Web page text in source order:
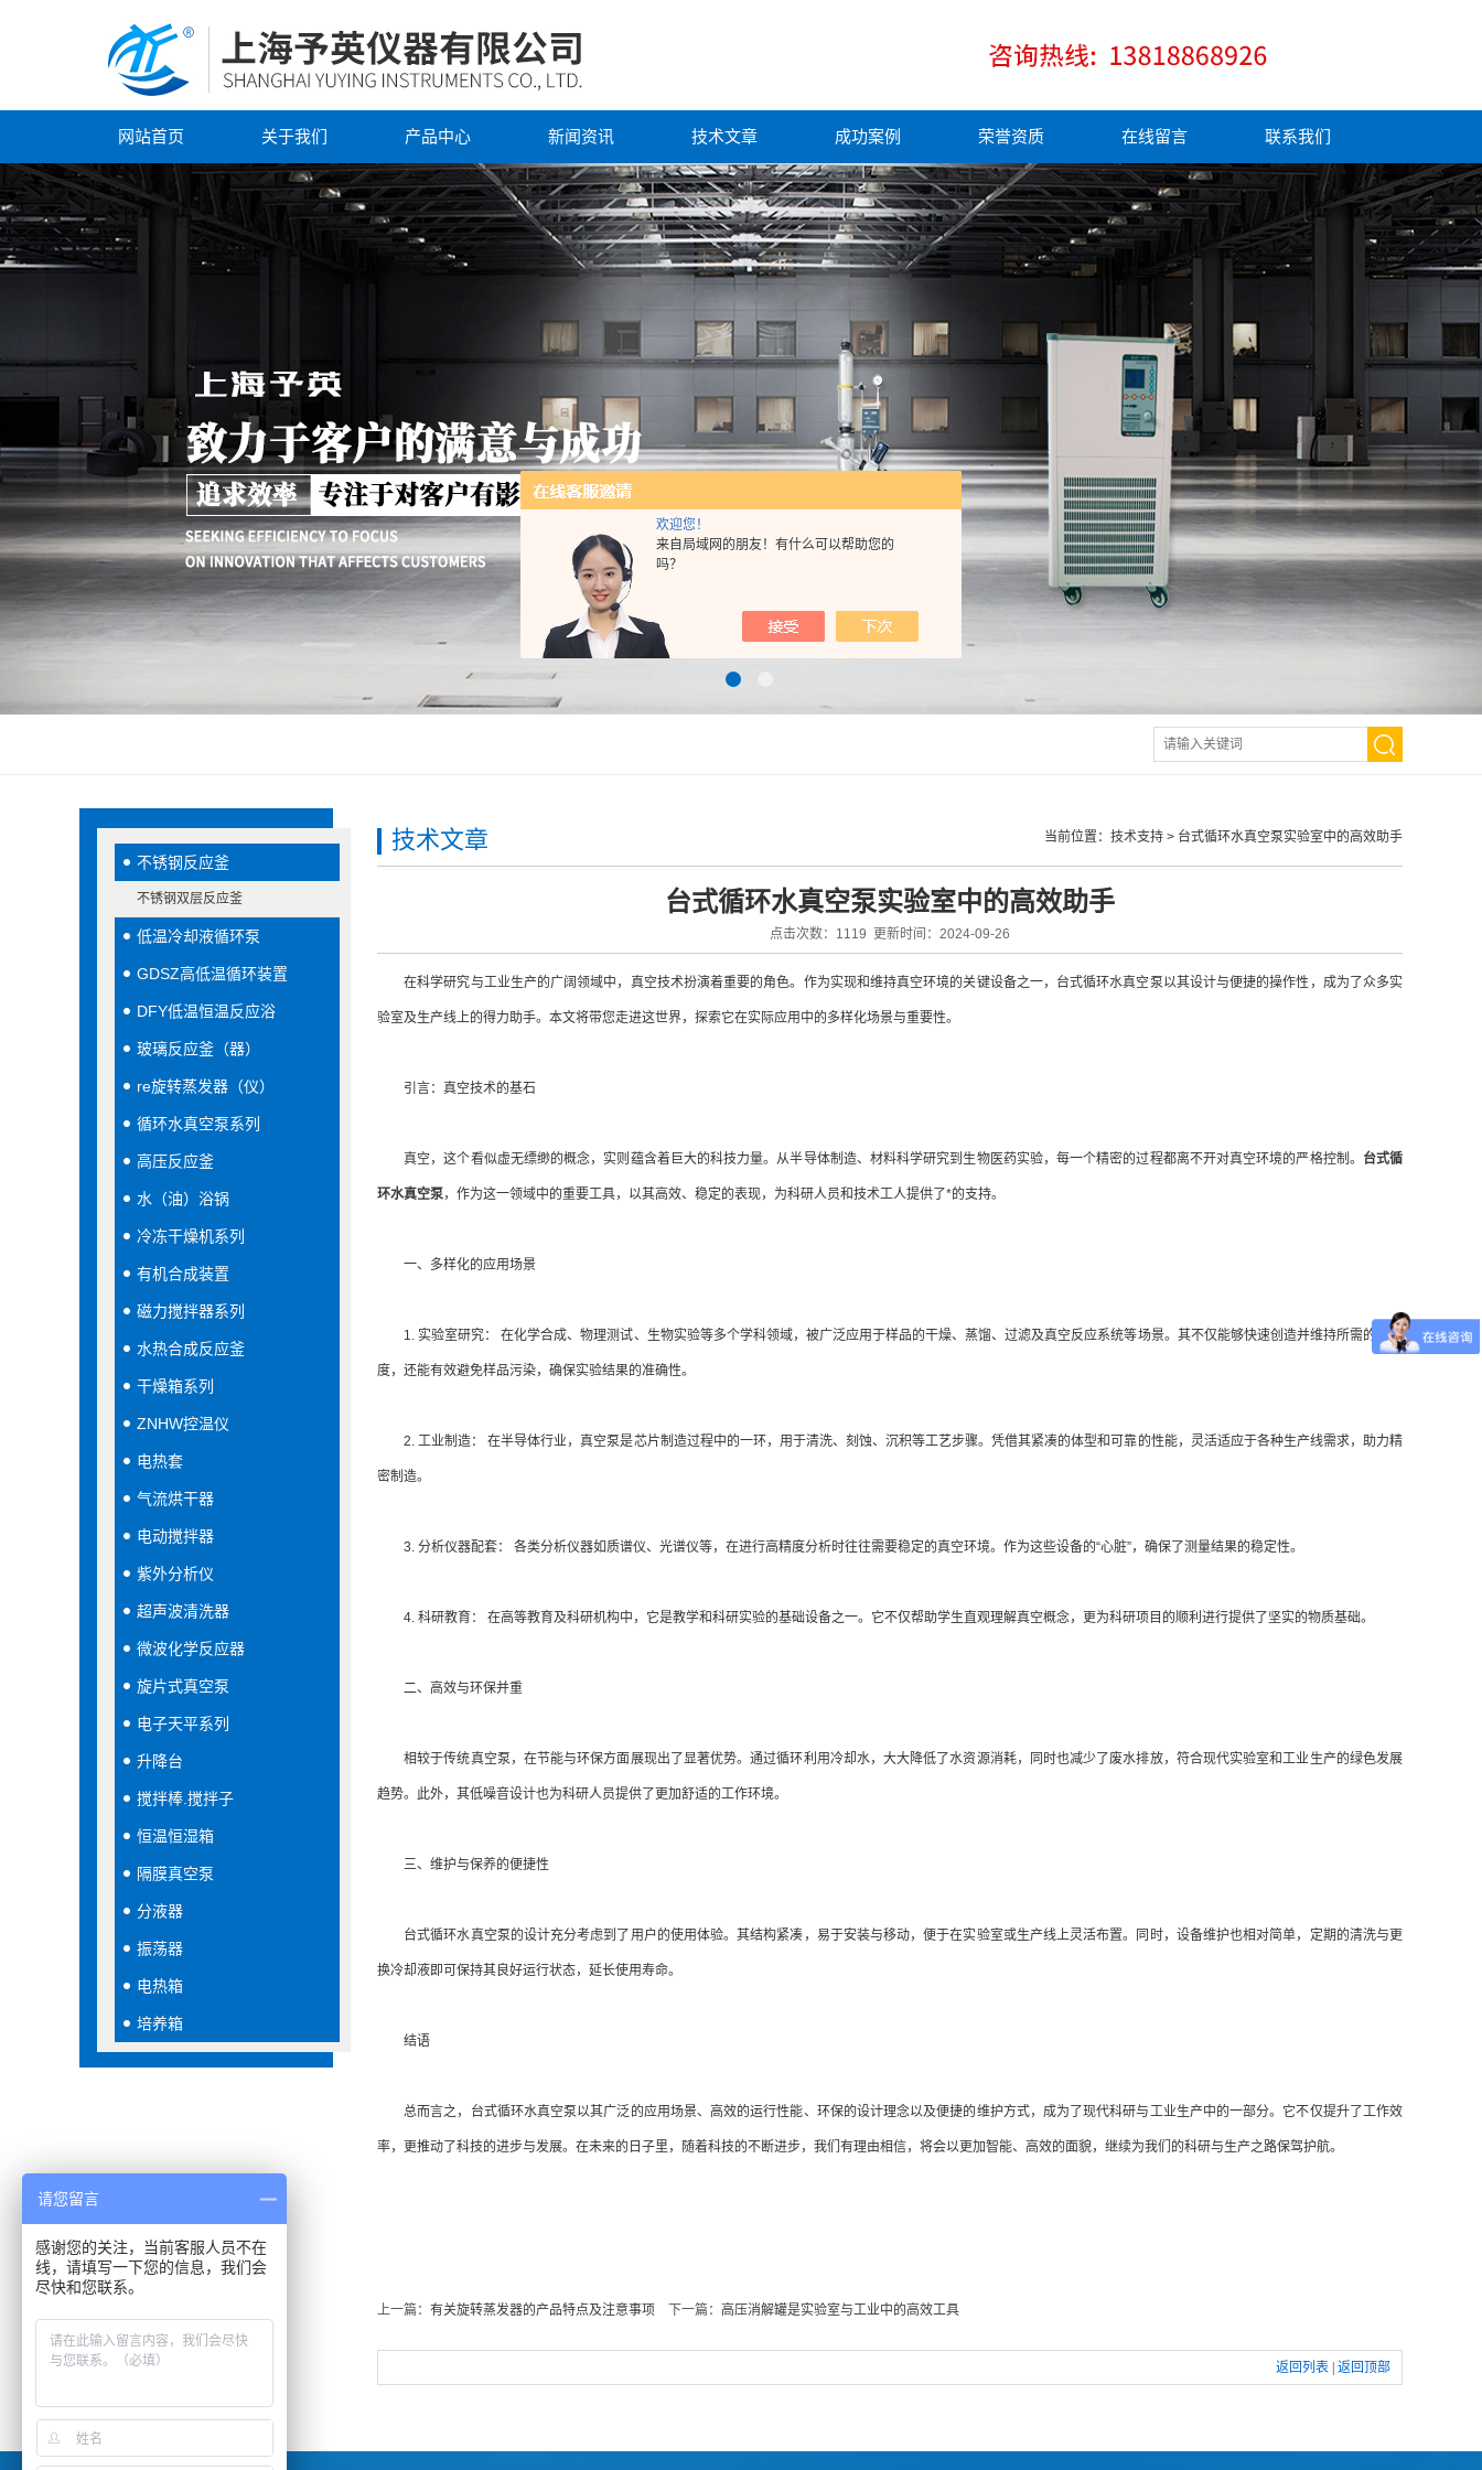
欢迎您！
来自局域网的朋友！有什么可以帮助您的
吗？
网站首页 关于我们 产品中心 新闻资讯 技术文章 成功案例 荣誉资质 在线留言 联系我们
不锈钢反应釜
不锈钢双层反应釜
低温冷却液循环泵
GDSZ高低温循环装置
DFY低温恒温反应浴
玻璃反应釜（器）
re旋转蒸发器（仪）
循环水真空泵系列
高压反应釜
水（油）浴锅
冷冻干燥机系列
有机合成装置
磁力搅拌器系列
水热合成反应釜
干燥箱系列
ZNHW控温仪
电热套
气流烘干器
电动搅拌器
紫外分析仪
超声波清洗器
微波化学反应器
旋片式真空泵
电子天平系列
升降台
搅拌棒.搅拌子
恒温恒湿箱
隔膜真空泵
分液器
振荡器
电热箱
培养箱
当前位置： 技术支持 > 台式循环水真空泵实验室中的高效助手
技术文章
台式循环水真空泵实验室中的高效助手
点击次数：1119 更新时间：2024-09-26
在科学研究与工业生产的广阔领域中，真空技术扮演着重要的角色。作为实现和维持真空环境的关键设备之一，台式循环水真空泵以其设计与便捷的操作性，成为了众多实
验室及生产线上的得力助手。本文将带您走进这世界，探索它在实际应用中的多样化场景与重要性。
引言：真空技术的基石
真空，这个看似虚无缥缈的概念，实则蕴含着巨大的科技力量。从半导体制造、材料科学研究到生物医药实验，每一个精密的过程都离不开对真空环境的严格控制。 台式循
环水真空泵，作为这一领域中的重要工具，以其高效、稳定的表现，为科研人员和技术工人提供了*的支持。
一、多样化的应用场景
1. 实验室研究： 在化学合成、物理测试、生物实验等多个学科领域，被广泛应用于样品的干燥、蒸馏、过滤及真空反应系统等场景。其不仅能够快速创造并维持所需的真空
度，还能有效避免样品污染，确保实验结果的准确性。
2. 工业制造： 在半导体行业，真空泵是芯片制造过程中的一环，用于清洗、刻蚀、沉积等工艺步骤。凭借其紧凑的体型和可靠的性能，灵活适应于各种生产线需求，助力精
密制造。
3. 分析仪器配套： 各类分析仪器如质谱仪、光谱仪等，在进行高精度分析时往往需要稳定的真空环境。作为这些设备的“心脏”，确保了测量结果的稳定性。
4. 科研教育： 在高等教育及科研机构中，它是教学和科研实验的基础设备之一。它不仅帮助学生直观理解真空概念，更为科研项目的顺利进行提供了坚实的物质基础。
二、高效与环保并重
相较于传统真空泵，在节能与环保方面展现出了显著优势。通过循环利用冷却水，大大降低了水资源消耗，同时也减少了废水排放，符合现代实验室和工业生产的绿色发展
趋势。此外，其低噪音设计也为科研人员提供了更加舒适的工作环境。
三、维护与保养的便捷性
台式循环水真空泵的设计充分考虑到了用户的使用体验。其结构紧凑，易于安装与移动，便于在实验室或生产线上灵活布置。同时，设备维护也相对简单，定期的清洗与更
换冷却液即可保持其良好运行状态，延长使用寿命。
结语
总而言之，台式循环水真空泵以其广泛的应用场景、高效的运行性能、环保的设计理念以及便捷的维护方式，成为了现代科研与工业生产中的一部分。它不仅提升了工作效
率，更推动了科技的进步与发展。在未来的日子里，随着科技的不断进步，我们有理由相信，将会以更加智能、高效的面貌，继续为我们的科研与生产之路保驾护航。
上一篇： 有关旋转蒸发器的产品特点及注意事项 下一篇： 高压消解罐是实验室与工业中的高效工具
返回列表 返回顶部
请您留言
感谢您的关注，当前客服人员不在
线，请填写一下您的信息，我们会
尽快和您联系。